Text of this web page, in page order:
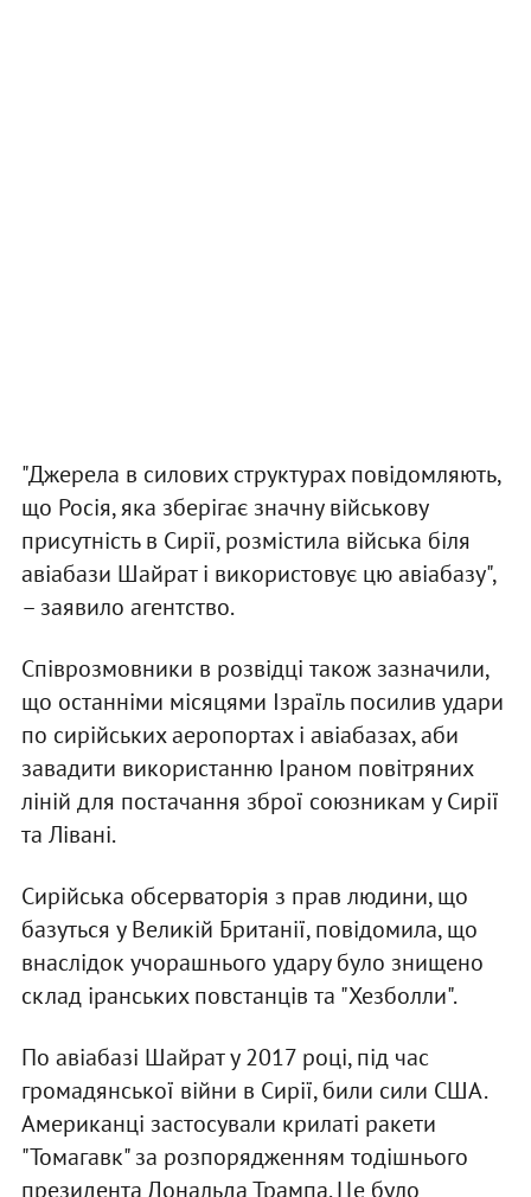
"Джерела в силових структурах повідомляють,
що Росія, яка зберігає значну військову
присутність в Сирії, розмістила війська біля
авіабази Шайрат і використовує цю авіабазу",
– заявило агентство.
Співрозмовники в розвідці також зазначили,
що останніми місяцями Ізраїль посилив удари
по сирійських аеропортах і авіабазах, аби
завадити використанню Іраном повітряних
ліній для постачання зброї союзникам у Сирії
та Лівані.
Сирійська обсерваторія з прав людини, що
базуться у Великій Британії, повідомила, що
внаслідок учорашнього удару було знищено
склад іранських повстанців та "Хезболли".
По авіабазі Шайрат у 2017 році, під час
громадянської війни в Сирії, били сили США.
Американці застосували крилаті ракети
"Томагавк" за розпорядженням тодішнього
президента Дональда Трампа. Це було